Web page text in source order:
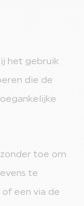
het gebruik
die de
toe om
te
een via de